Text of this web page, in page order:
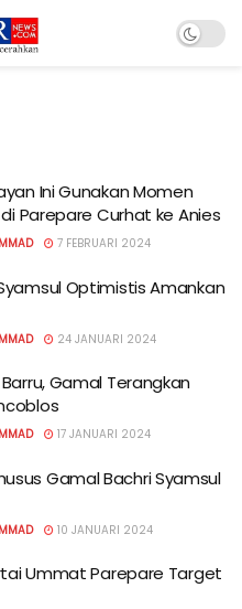
Ini Gunakan Momen
Parepare Curhat ke Anies
7 FEBRUARI 2024
Optimistis Amankan
24 JANUARI 2024
Gamal Terangkan
17 JANUARI 2024
Gamal Bachri Syamsul
10 JANUARI 2024
Ummat Parepare Target